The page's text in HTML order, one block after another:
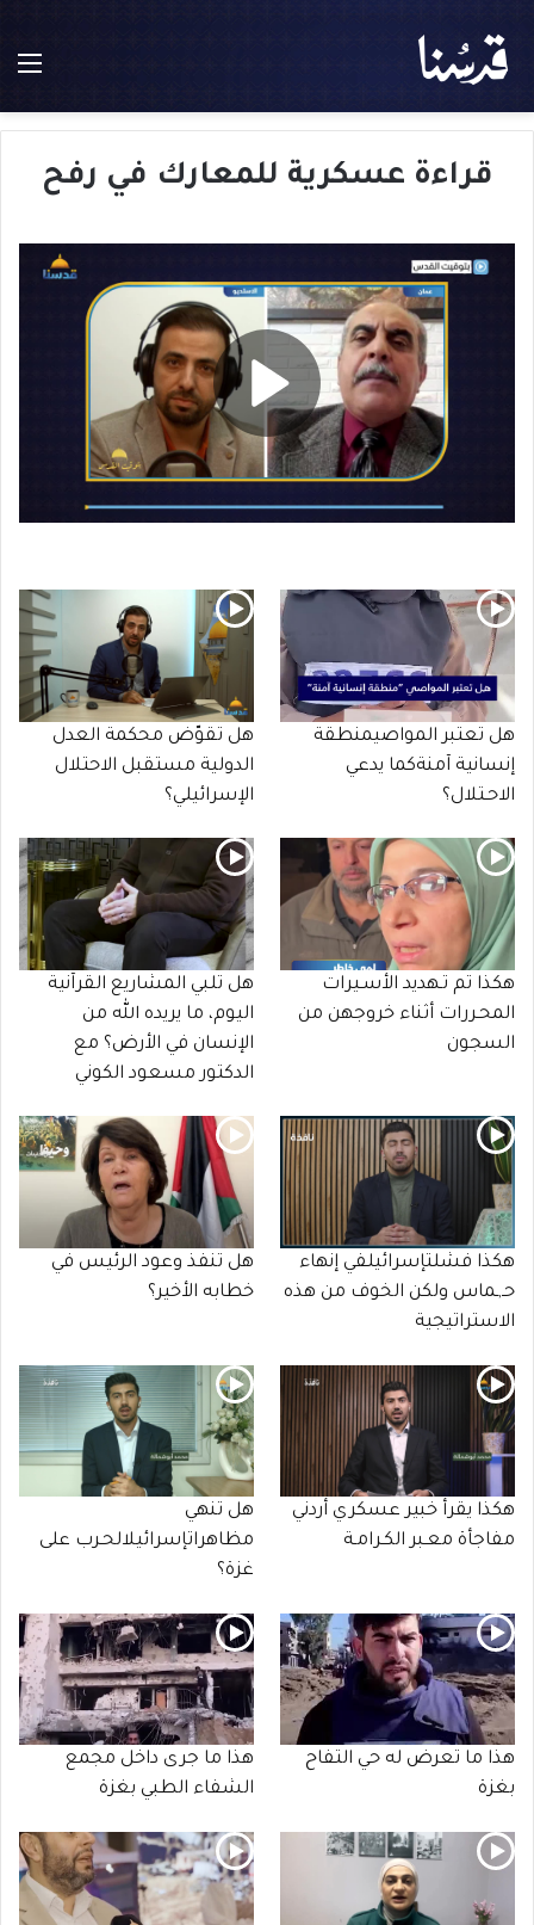
قراءة عسكرية للمعارك في رفح
هل تعتبر المواصيمنطقة
إنسانية آمنةكما يدعي
الاحـتلال؟
هل تقوّض محكمة العدل
الدولية مستقبل الاحتلال
الإسرائيلي؟
هكذا تم تـهديد الأسـيرات
المحـررات أثناء خروجهن من
السجون
هل تلبي المشاريع القرآنية
اليوم، ما يريده الله من
الإنسان في الأرض؟ مع
الدكتور مسعود الكوني
هكذا فشلتإسرائيلفي إنهاء
حـ,ـماس ولكن الخوف من هذه
الاستراتيجية
هل تنفذ وعود الرئيس في
خطابه الأخير؟
هكذا يقرأ خبير عسكري أردني
مفاجأة معـبر الكـرامـة
هل تنهي
مظاهراتإسرائيلالحـرب على
غزة؟
هذا ما تعرض له حي التفاح
بغزة
هذا ما جرى داخل مجمع
الشفاء الطبي بغزة